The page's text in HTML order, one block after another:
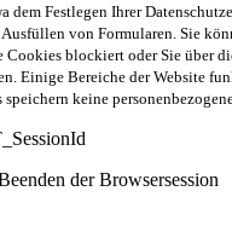
dem Festlegen Ihrer
von Formularen. Sie
Cookies blockiert oder Sie über
Einige Bereiche der Website
keine
der Browsersession